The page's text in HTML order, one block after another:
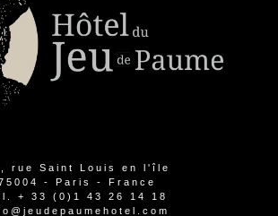
rue Saint Louis en l'île
- Paris - France
+ 33 (0)1 43 26 14 18